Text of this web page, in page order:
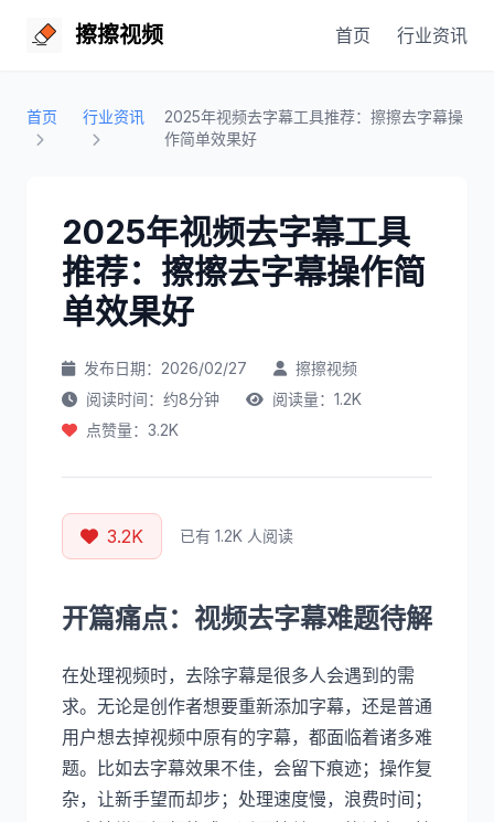
擦擦视频 首页 行业资讯
首页 行业资讯
2025年视频去字幕工具推荐：擦擦去字幕操
作简单效果好
2025年视频去字幕工具
推荐：擦擦去字幕操作简
单效果好
发布日期：2026/02/27
擦擦视频
阅读时间：约8分钟
阅读量：1.2K
点赞量：3.2K
3.2K 已有 1.2K 人阅读
开篇痛点：视频去字幕难题待解
在处理视频时，去除字幕是很多人会遇到的需
求。无论是创作者想要重新添加字幕，还是普通
用户想去掉视频中原有的字幕，都面临着诸多难
题。比如去字幕效果不佳，会留下痕迹；操作复
杂，让新手望而却步；处理速度慢，浪费时间；